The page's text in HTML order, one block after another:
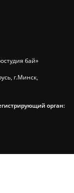
бай»
г.Минск,
орган: